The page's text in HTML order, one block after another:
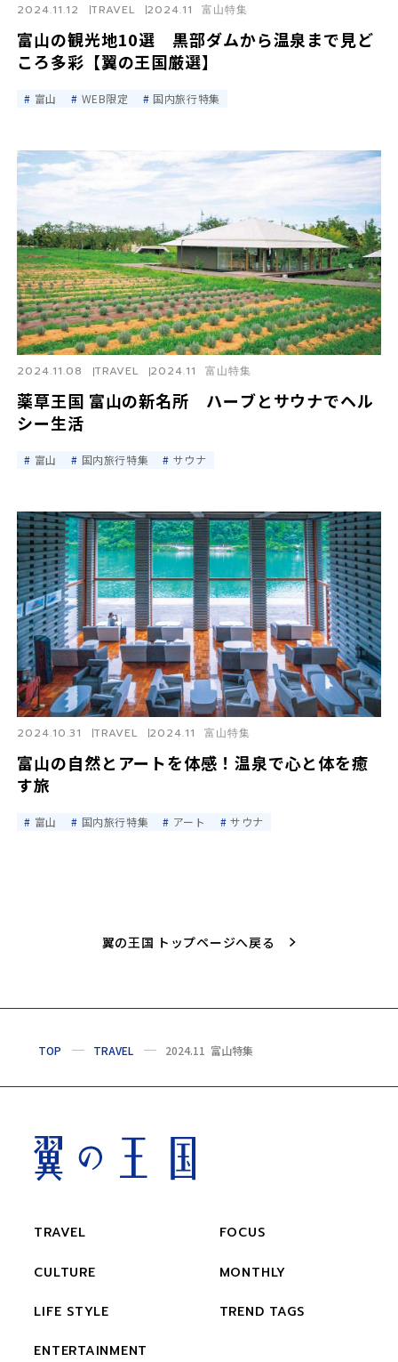
富山の観光地10選 黒部ダムから温泉まで見ど
ころ多彩【翼の王国厳選】
2024.11.12 TRAVEL 2024.11 富山特集
富山 WEB限定 国内旅行特集
薬草王国 富山の新名所 ハーブとサウナでヘル
シー生活
2024.11.08 TRAVEL 2024.11 富山特集
富山 国内旅行特集 サウナ
富山の自然とアートを体感！温泉で心と体を癒
す旅
2024.10.31 TRAVEL 2024.11 富山特集
富山 国内旅行特集 アート サウナ
翼の王国 トップページへ戻る
TOP TRAVEL 2024.11 富山特集
TRAVEL
CULTURE
LIFE STYLE
ENTERTAINMENT
FOCUS
MONTHLY
TREND TAGS